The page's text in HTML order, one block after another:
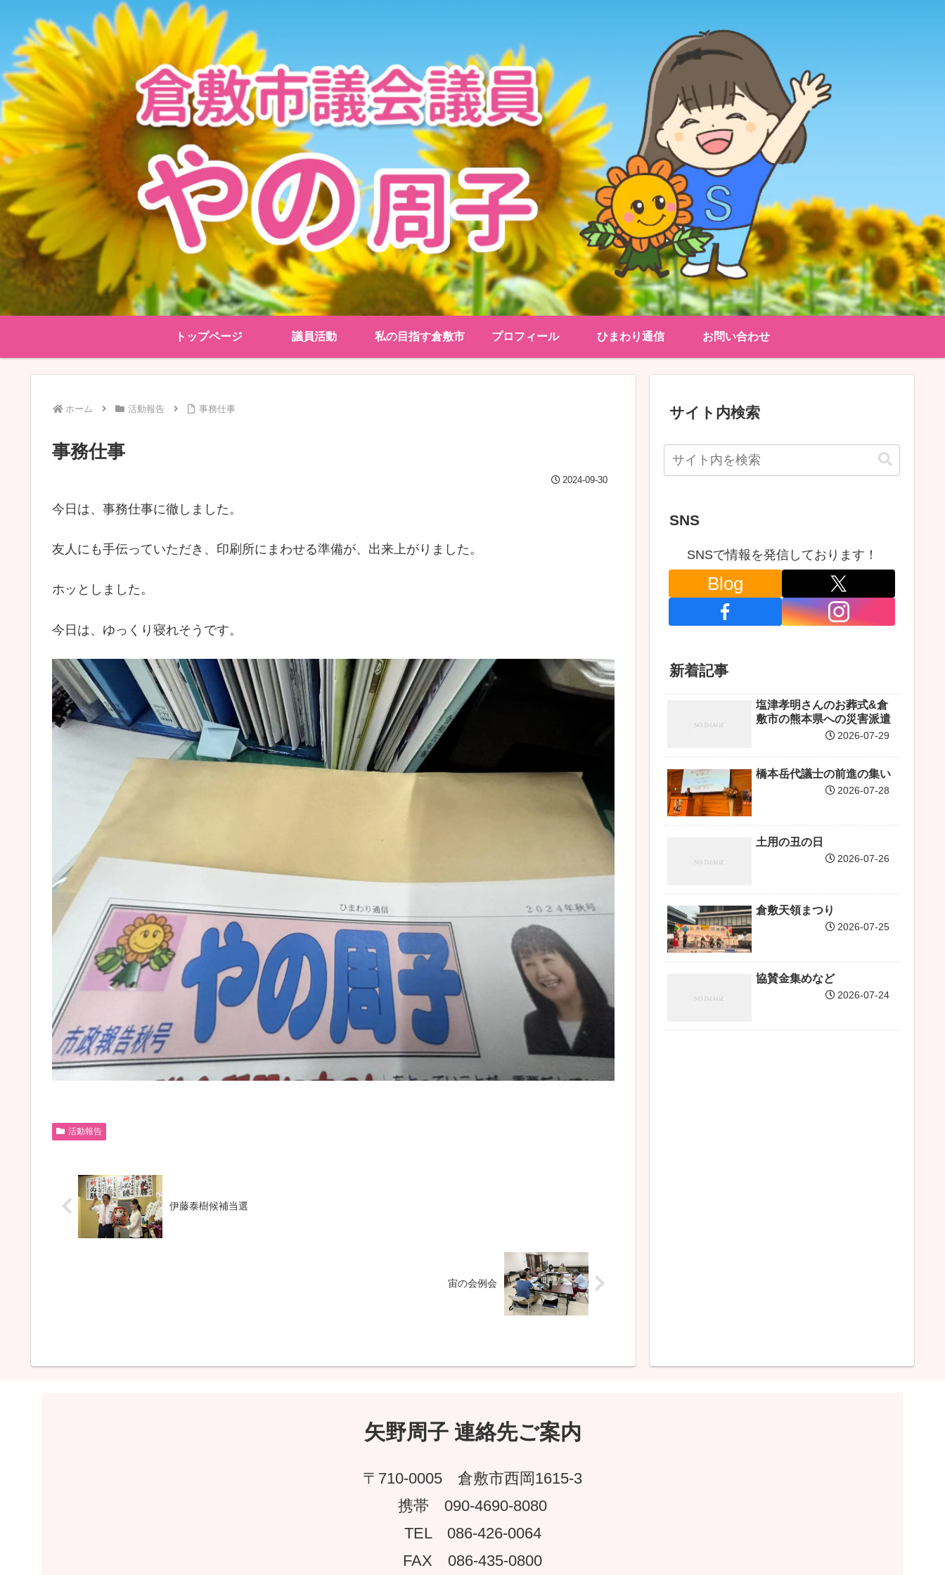
トップページ 議員活動 私の目指す倉敷市 プロフィール ひまわり通信 お問い合わせ
ホーム 活動報告 事務仕事
事務仕事
2024-09-30
今日は、事務仕事に徹しました。
友人にも手伝っていただき、印刷所にまわせる準備が、出来上がりました。
ホッとしました。
今日は、ゆっくり寝れそうです。
活動報告
伊藤泰樹候補当選
宙の会例会
サイト内検索
SNS
SNSで情報を発信しております！
Blog
新着記事
塩津孝明さんのお葬式&倉
敷市の熊本県への災害派遣
2026-07-29
橋本岳代議士の前進の集い
2026-07-28
土用の丑の日
2026-07-26
倉敷天領まつり
2026-07-25
協賛金集めなど
2026-07-24
矢野周子 連絡先ご案内
〒710-0005 倉敷市西岡1615-3
携帯 090-4690-8080
TEL 086-426-0064
FAX 086-435-0800